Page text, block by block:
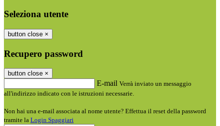
Seleziona utente
button close ×
Recupero password
button close ×
E-mail Verrà inviato un messaggio
all'indirizzo indicato con le istruzioni necessarie.
Non hai una e-mail associata al nome utente? Effettua il reset della password
tramite la Login Spaggiari